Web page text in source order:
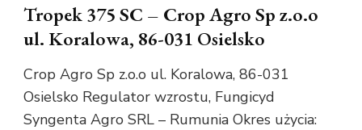
Tropek 375 SC – Crop Agro Sp z.o.o
ul. Koralowa, 86-031 Osielsko
Crop Agro Sp z.o.o ul. Koralowa, 86-031
Osielsko Regulator wzrostu, Fungicyd
Syngenta Agro SRL – Rumunia Okres użycia: